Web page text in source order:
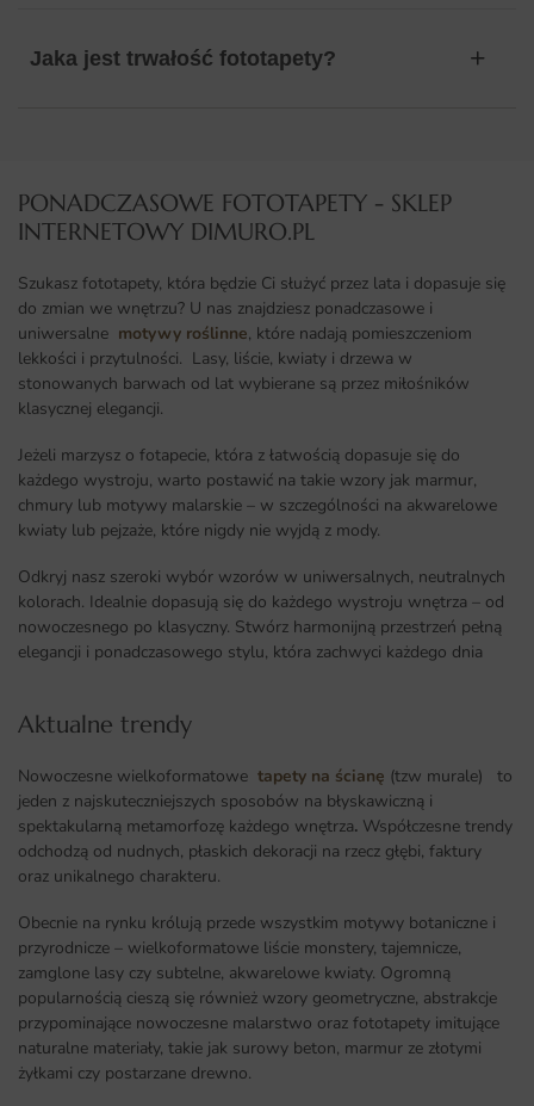
Jaka jest trwałość fototapety?
PONADCZASOWE FOTOTAPETY - SKLEP
INTERNETOWY DIMURO.PL​
Szukasz fototapety, która będzie Ci służyć przez lata i dopasuje się
do zmian we wnętrzu? U nas znajdziesz ponadczasowe i
uniwersalne motywy roślinne, które nadają pomieszczeniom
lekkości i przytulności. Lasy, liście, kwiaty i drzewa w
stonowanych barwach od lat wybierane są przez miłośników
klasycznej elegancji.
Jeżeli marzysz o fotapecie, która z łatwością dopasuje się do
każdego wystroju, warto postawić na takie wzory jak marmur,
chmury lub motywy malarskie – w szczególności na akwarelowe
kwiaty lub pejzaże, które nigdy nie wyjdą z mody.
Odkryj nasz szeroki wybór wzorów w uniwersalnych, neutralnych
kolorach. Idealnie dopasują się do każdego wystroju wnętrza – od
nowoczesnego po klasyczny. Stwórz harmonijną przestrzeń pełną
elegancji i ponadczasowego stylu, która zachwyci każdego dnia
Aktualne trendy​
Nowoczesne wielkoformatowe tapety na ścianę (tzw murale) to
jeden z najskuteczniejszych sposobów na błyskawiczną i
spektakularną metamorfozę każdego wnętrza. Współczesne trendy
odchodzą od nudnych, płaskich dekoracji na rzecz głębi, faktury
oraz unikalnego charakteru.
Obecnie na rynku królują przede wszystkim motywy botaniczne i
przyrodnicze – wielkoformatowe liście monstery, tajemnicze,
zamglone lasy czy subtelne, akwarelowe kwiaty. Ogromną
popularnością cieszą się również wzory geometryczne, abstrakcje
przypominające nowoczesne malarstwo oraz fototapety imitujące
naturalne materiały, takie jak surowy beton, marmur ze złotymi
żyłkami czy postarzane drewno.